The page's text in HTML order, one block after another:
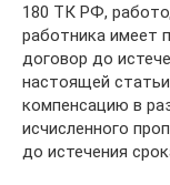
180 ТК РФ,
работника имеет
договор до
настоящей
компенсацию в
исчисленного
до истечения